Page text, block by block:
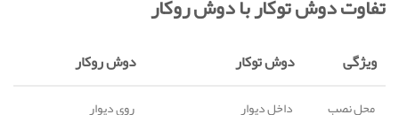
تفاوت دوش توکار با دوش روکار
ویژگی دوش توکار دوش روکار
محل نصب داخل دیوار
روی دیوار